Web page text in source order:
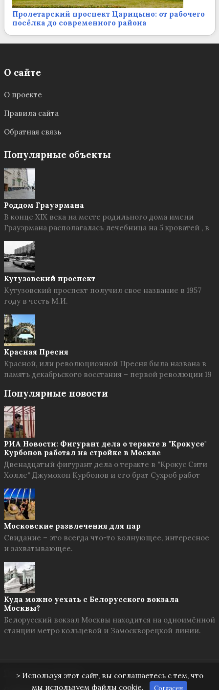
Пролетарский проспект Царицыно: от рабочего
посёлка до современного района
О сайте
О проекте
Правила сайта
Обратная связь
Популярные объекты
Роддом Грауэрмана
В конце XIX века на месте родильного дома имени
Грауэрмана располагалась лечебница на 5 кроватей , в
Кутузовский проспект
Кутузовский проспект получил свое название в 1957
году в честь М.И.
Красная Пресня
Красной, или революционной Пресня была названа в
память декабрьского восстания – первой революции 19
Популярные новости
РИА Новости: Фигурант дела о теракте в "Крокусе"
Курбонов работал на стройке в Москве
Двенадцатый фигурант дела о теракте в "Крокус Сити
Холле" Джумохон Курбонов и его брат Сухроб работ
Московские развлечения для пар
Свидание – это всегда что-то волнующее, интересное
и захватывающее.
Куда можно уехать с Белорусского вокзала
Москвы?
Белорусский вокзал Москвы находится на одноимённой
станции метро кольцевой и Замоскворецкой линии.
Твоя Москва © 2026
> Используя этот сайт, вы соглашаетесь с тем, что
мы используем файлы cookie.
Согласен